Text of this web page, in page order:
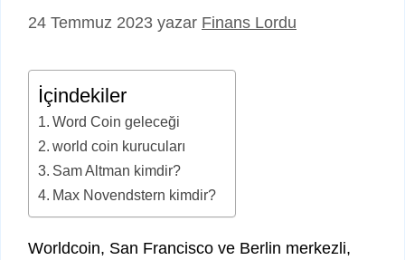
24 Temmuz 2023 yazar Finans Lordu
İçindekiler
Word Coin geleceği
world coin kurucuları
Sam Altman kimdir?
Max Novendstern kimdir?
Worldcoin, San Francisco ve Berlin merkezli,